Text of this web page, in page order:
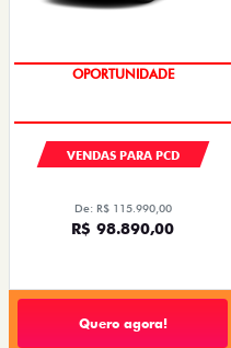
OPORTUNIDADE
VENDAS PARA PCD
De: R$ 115.990,00
R$ 98.890,00
Quero agora!